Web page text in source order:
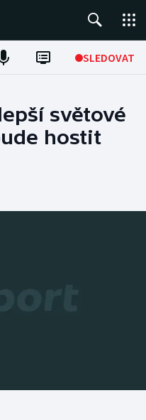
SLEDOVAT
světové
hostit